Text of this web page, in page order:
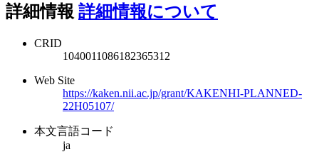
詳細情報 詳細情報について
CRID
1040011086182365312
Web Site
https://kaken.nii.ac.jp/grant/KAKENHI-PLANNED-
22H05107/
本文言語コード
ja